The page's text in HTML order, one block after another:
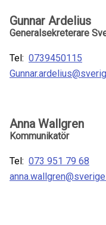
Gunnar Ardelius
Generalsekreterare
Tel: 0739450115
Anna Wallgren
Kommunikatör
Tel: 073 951 79 68